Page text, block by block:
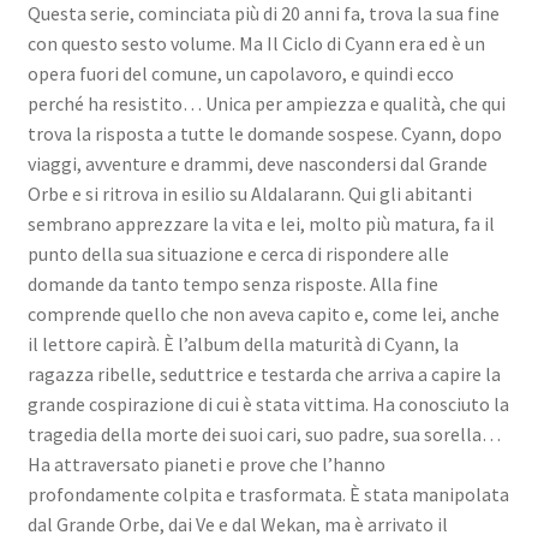
Questa serie, cominciata più di 20 anni fa, trova la sua fine
con questo sesto volume. Ma Il Ciclo di Cyann era ed è un
opera fuori del comune, un capolavoro, e quindi ecco
perché ha resistito… Unica per ampiezza e qualità, che qui
trova la risposta a tutte le domande sospese. Cyann, dopo
viaggi, avventure e drammi, deve nascondersi dal Grande
Orbe e si ritrova in esilio su Aldalarann. Qui gli abitanti
sembrano apprezzare la vita e lei, molto più matura, fa il
punto della sua situazione e cerca di rispondere alle
domande da tanto tempo senza risposte. Alla fine
comprende quello che non aveva capito e, come lei, anche
il lettore capirà. È l’album della maturità di Cyann, la
ragazza ribelle, seduttrice e testarda che arriva a capire la
grande cospirazione di cui è stata vittima. Ha conosciuto la
tragedia della morte dei suoi cari, suo padre, sua sorella…
Ha attraversato pianeti e prove che l’hanno
profondamente colpita e trasformata. È stata manipolata
dal Grande Orbe, dai Ve e dal Wekan, ma è arrivato il